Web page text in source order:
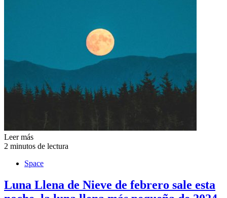
Leer más
2 minutos de lectura
Space
Luna Llena de Nieve de febrero sale esta